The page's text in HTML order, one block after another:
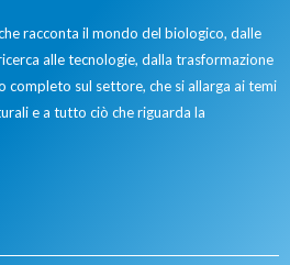
racconta il mondo del biologico, dalle
alle tecnologie, dalla trasformazione
completo sul settore, che si allarga ai temi
e a tutto ciò che riguarda la